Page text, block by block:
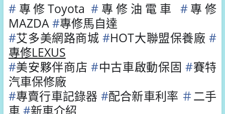
#專修Toyota # 專修油電車 #專修
MAZDA#專修馬自達
#艾多美網路商城 #HOT大聯盟保養廠 #
專修LEXUS
#美安夥伴商店 #中古車啟動保固 #賽特
汽車保修廠
#專賣行車記錄器 #配合新車利率 ＃二手
車 #新車介紹